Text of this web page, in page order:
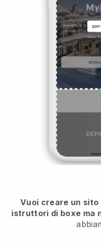
Vuoi creare un
istruttori di boxe ma